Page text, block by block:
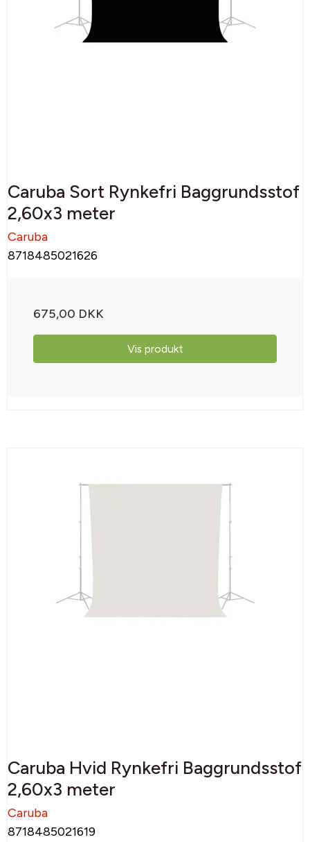
Caruba Sort Rynkefri Baggrundsstof
2,60x3 meter
Caruba
8718485021626
675,00 DKK
Vis produkt
Caruba Hvid Rynkefri Baggrundsstof
2,60x3 meter
Caruba
8718485021619